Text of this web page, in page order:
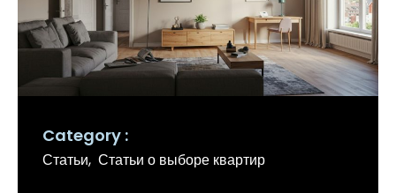
Category
Статьи Статьи о выборе квартир